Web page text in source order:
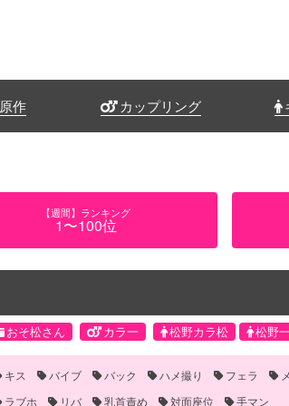
原作 カップリング
【週間】ランキング
1〜100位
おそ松さん カラ一 松野カラ松 松野
キス バイブ バック ハメ撮り フェラ
ラブホ
リバ 乳首責め 対面座位 手マン